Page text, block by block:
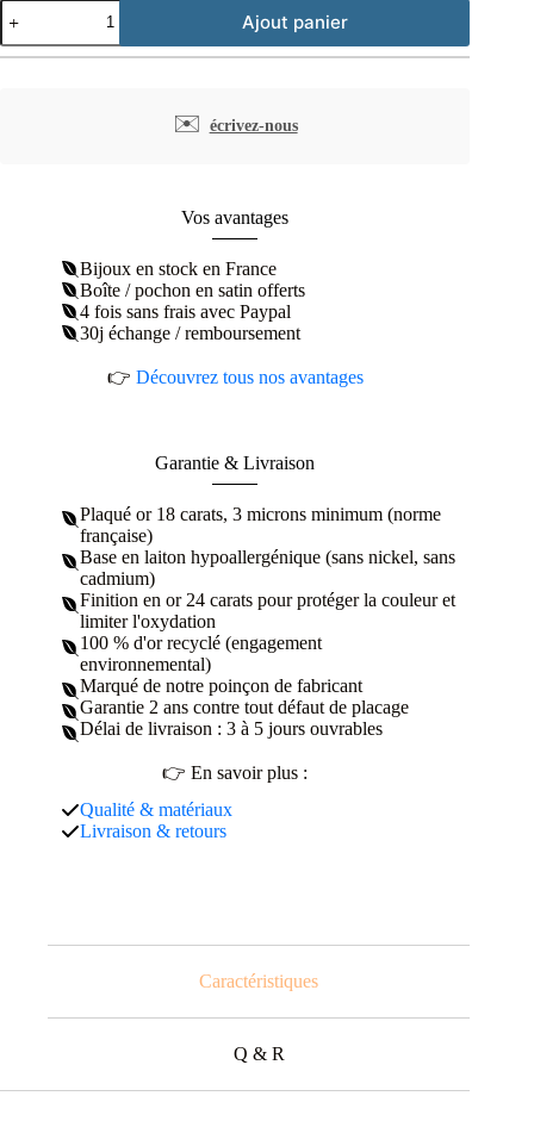
quantité
de
Bracelet
Ajout panier
✉️ écrivez-nous
Vos avantages
Bijoux en stock en France
Boîte / pochon en satin offerts
4 fois sans frais avec Paypal
30j échange / remboursement
👉 Découvrez tous nos avantages
Garantie & Livraison
Plaqué or 18 carats, 3 microns minimum (norme
française)
Base en laiton hypoallergénique (sans nickel, sans
cadmium)
Finition en or 24 carats pour protéger la couleur et
limiter l'oxydation
100 % d'or recyclé (engagement
environnemental)
Marqué de notre poinçon de fabricant
Garantie 2 ans contre tout défaut de placage
Délai de livraison : 3 à 5 jours ouvrables
👉 En savoir plus :
Qualité & matériaux
Livraison & retours
Caractéristiques
Q & R